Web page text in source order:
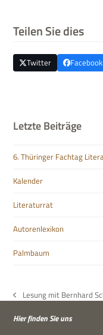
Teilen Sie dies
Twitter Facebook
Letzte Beiträge
6. Thüringer Fachtag
Kalender
Literaturrat
Autorenlexikon
Palmbaum
vorheriger
Lesung mit Bernhard
Hier fin­den Sie uns